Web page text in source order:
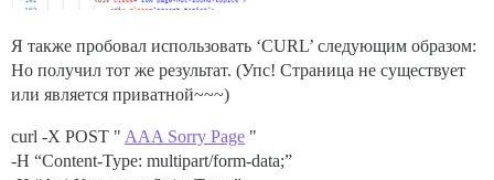
Я также пробовал использовать ‘CURL’ следующим образом:
Но получил тот же результат. (Упс! Страница не существует
или является приватной~~~)
curl -X POST " AAA Sorry Page "
-H “Content-Type: multipart/form-data;”